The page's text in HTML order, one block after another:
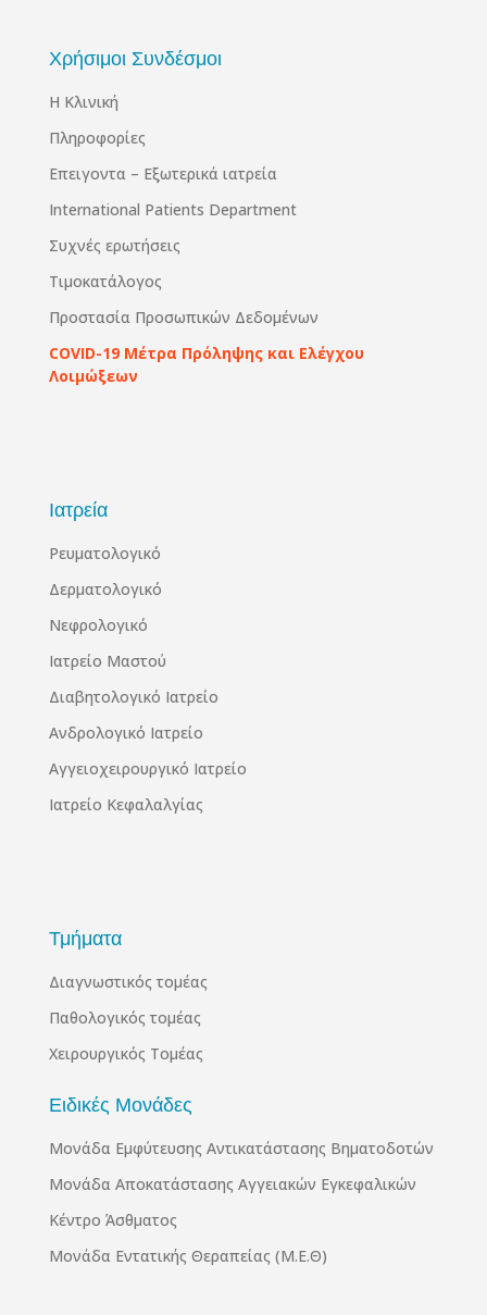
Χρήσιμοι Συνδέσμοι
Η Κλινική
Πληροφορίες
Επειγοντα – Εξωτερικά ιατρεία
International Patients Department
Συχνές ερωτήσεις
Τιμοκατάλογος
Προστασία Προσωπικών Δεδομένων
COVID-19 Μέτρα Πρόληψης και Ελέγχου
Λοιμώξεων
Ιατρεία
Ρευματολογικό
Δερματολογικό
Νεφρολογικό
Ιατρείο Μαστού
Διαβητολογικό Ιατρείο
Ανδρολογικό Ιατρείο
Αγγειοχειρουργικό Ιατρείο
Ιατρείο Κεφαλαλγίας
Τμήματα
Διαγνωστικός τομέας
Παθολογικός τομέας
Χειρουργικός Τομέας
Ειδικές Μονάδες
Μονάδα Εμφύτευσης Αντικατάστασης Βηματοδοτών
Μονάδα Αποκατάστασης Αγγειακών Εγκεφαλικών
Κέντρο Άσθματος
Μονάδα Εντατικής Θεραπείας (Μ.Ε.Θ)